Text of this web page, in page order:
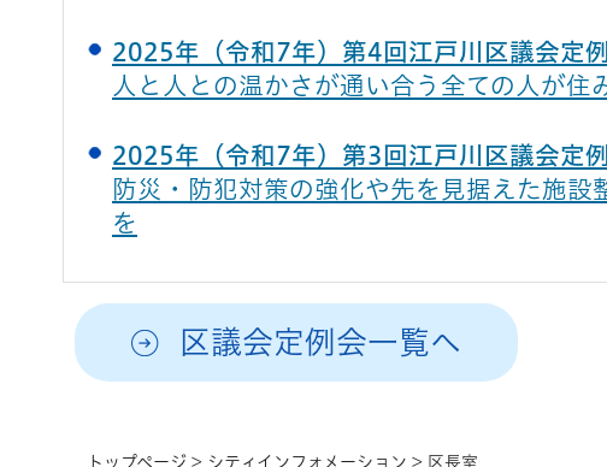
2025年（令和7年）第4回江戸川区議会定
人と人との温かさが通い合う全ての人が住
2025年（令和7年）第3回江戸川区議会定
防災・防犯対策の強化や先を見据えた施
を
区議会定例会一覧へ
トップページ > シティインフォメーション > 区長室